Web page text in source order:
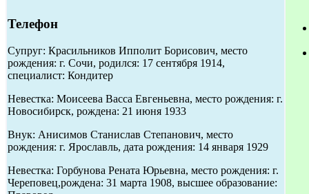
Телефон
Супруг: Красильников Ипполит Борисович, место
рождения: г. Сочи, родился: 17 сентября 1914,
специалист: Кондитер
Невестка: Моисеева Васса Евгеньевна, место рождения: г.
Новосибирск, рождена: 21 июня 1933
Внук: Анисимов Станислав Степанович, место
рождения: г. Ярославль, дата рождения: 14 января 1929
Невестка: Горбунова Рената Юрьевна, место рождения: г.
Череповец,рождена: 31 марта 1908, высшее образование: